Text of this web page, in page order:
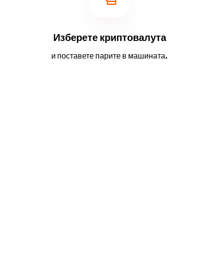
Изберете криптовалута
и поставете парите в машината.